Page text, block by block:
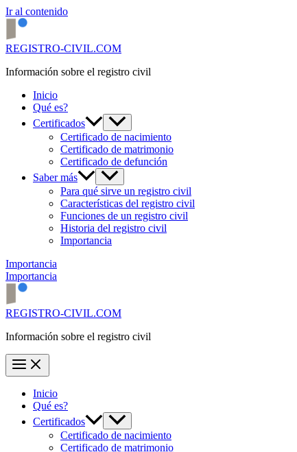
Ir al contenido
REGISTRO-CIVIL.COM
Información sobre el registro civil
Inicio
Qué es?
Certificados
Certificado de nacimiento
Certificado de matrimonio
Certificado de defunción
Saber más
Para qué sirve un registro civil
Características del registro civil
Funciones de un registro civil
Historia del registro civil
Importancia
Importancia
Importancia
REGISTRO-CIVIL.COM
Información sobre el registro civil
Inicio
Qué es?
Certificados
Certificado de nacimiento
Certificado de matrimonio